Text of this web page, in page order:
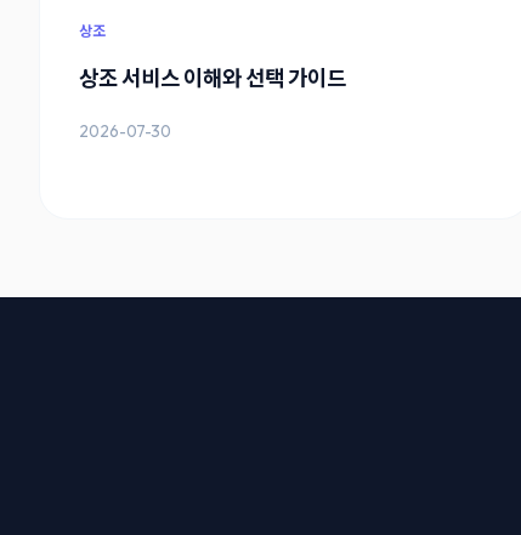
상조
상조 서비스 이해와 선택 가이드
2026-07-30